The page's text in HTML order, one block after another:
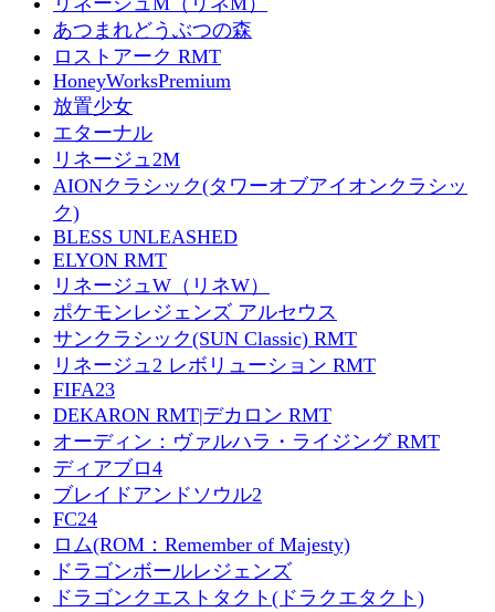
あつまれどうぶつの森
ロストアーク RMT
HoneyWorksPremium
放置少女
エターナル
リネージュ2M
AIONクラシック(タワーオブアイオンクラシッ
ク)
BLESS UNLEASHED
ELYON RMT
リネージュW（リネW）
ポケモンレジェンズ アルセウス
サンクラシック(SUN Classic) RMT
リネージュ2 レボリューション RMT
FIFA23
DEKARON RMT|デカロン RMT
オーディン：ヴァルハラ・ライジング RMT
ディアブロ4
ブレイドアンドソウル2
FC24
ロム(ROM：Remember of Majesty)
ドラゴンボールレジェンズ
ドラゴンクエストタクト(ドラクエタクト)